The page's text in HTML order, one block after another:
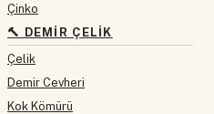
Çinko
🔨 DEMIR ÇELIK
Çelik
Demir Cevheri
Kok Kömürü